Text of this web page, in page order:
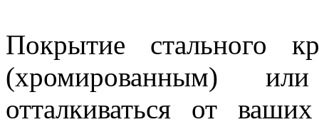
Покрытие стального
(хромированным)
отталкиваться от